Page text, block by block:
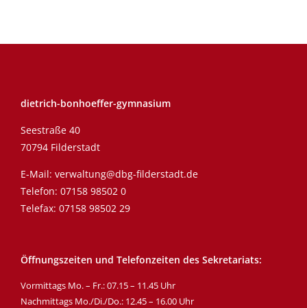
dietrich-bonhoeffer-gymnasium
Seestraße 40
70794 Filderstadt
E-Mail: verwaltung@dbg-filderstadt.de
Telefon: 07158 98502 0
Telefax: 07158 98502 29
Öffnungszeiten und Telefonzeiten des Sekretariats:
Vormittags Mo. – Fr.: 07.15 – 11.45 Uhr
Nachmittags Mo./Di./Do.: 12.45 – 16.00 Uhr